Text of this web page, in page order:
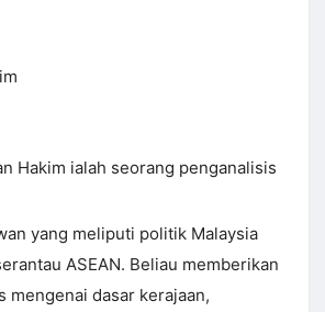
Hakim ialah seorang penganalisis
yang meliputi politik Malaysia
ASEAN. Beliau memberikan
mengenai dasar kerajaan,